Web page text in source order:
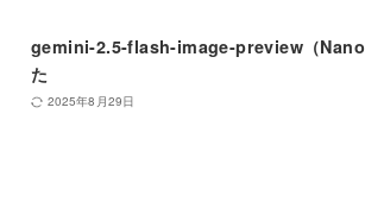
gemini-2.5-flash-image-preview（Nano
た
2025年8月29日